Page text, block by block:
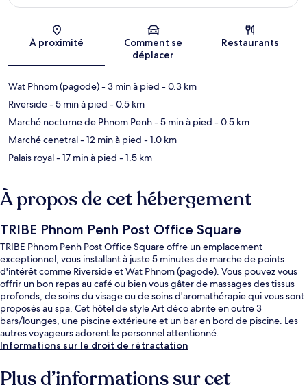
Carte
À proximité
Comment se
déplacer
Restaurants
Wat Phnom (pagode)- 3 min à pied - 0.3 km
Riverside- 5 min à pied - 0.5 km
Marché nocturne de Phnom Penh- 5 min à pied - 0.5 km
Marché cenetral- 12 min à pied - 1.0 km
Palais royal- 17 min à pied - 1.5 km
À propos de cet hébergement
TRIBE Phnom Penh Post Office Square
TRIBE Phnom Penh Post Office Square offre un emplacement
exceptionnel, vous installant à juste 5 minutes de marche de points
d'intérêt comme Riverside et Wat Phnom (pagode). Vous pouvez vous
offrir un bon repas au café ou bien vous gâter de massages des tissus
profonds, de soins du visage ou de soins d'aromathérapie qui vous sont
proposés au spa. Cet hôtel de style Art déco abrite en outre 3
bars/lounges, une piscine extérieure et un bar en bord de piscine. Les
autres voyageurs adorent le personnel attentionné.
Informations sur le droit de rétractation
Plus d’informations sur cet